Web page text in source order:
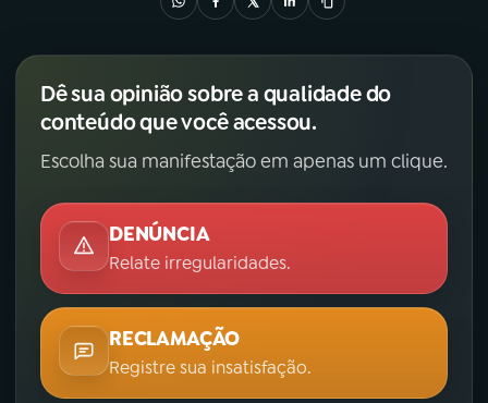
Dê sua opinião sobre a qualidade do
conteúdo que você acessou.
Escolha sua manifestação em apenas um clique.
DENÚNCIA
Relate irregularidades.
RECLAMAÇÃO
Registre sua insatisfação.